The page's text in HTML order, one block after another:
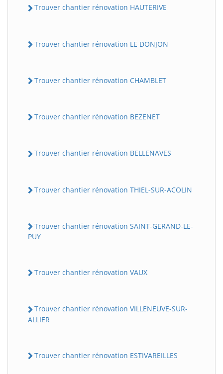
Trouver chantier rénovation HAUTERIVE
Trouver chantier rénovation LE DONJON
Trouver chantier rénovation CHAMBLET
Trouver chantier rénovation BEZENET
Trouver chantier rénovation BELLENAVES
Trouver chantier rénovation THIEL-SUR-ACOLIN
Trouver chantier rénovation SAINT-GERAND-LE-
PUY
Trouver chantier rénovation VAUX
Trouver chantier rénovation VILLENEUVE-SUR-
ALLIER
Trouver chantier rénovation ESTIVAREILLES